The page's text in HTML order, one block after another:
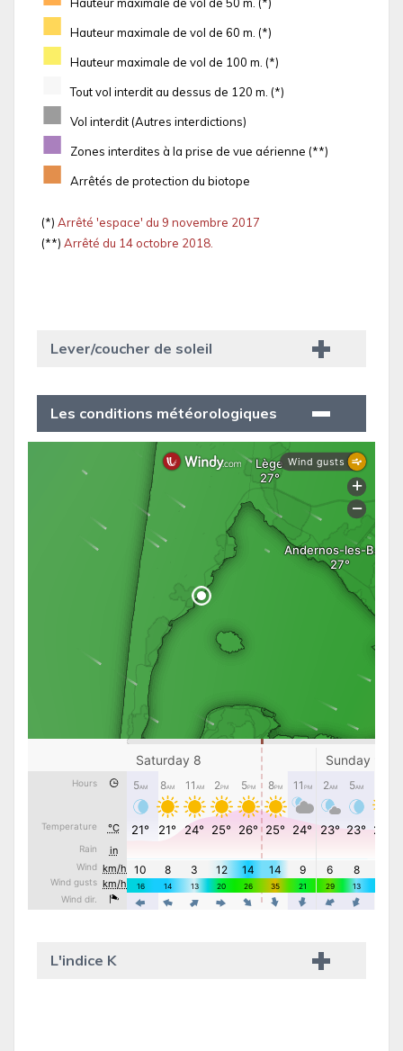
Hauteur maximale de vol de 50 m. (*)
■ Hauteur maximale de vol de 60 m. (*)
■ Hauteur maximale de vol de 100 m. (*)
Tout vol interdit au dessus de 120 m. (*)
■ Vol interdit (Autres interdictions)
■ Zones interdites à la prise de vue aérienne (**)
■ Arrêtés de protection du biotope
(*) Arrêté 'espace' du 9 novembre 2017
(**) Arrêté du 14 octobre 2018.
Lever/coucher de soleil
Les conditions météorologiques
L'indice K